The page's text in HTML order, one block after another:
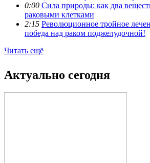
0:00 Сила природы: как два
раковыми клетками
2:15 Революционное тройное
победа над раком поджелудочной!
Читать ещё
Актуально сегодня